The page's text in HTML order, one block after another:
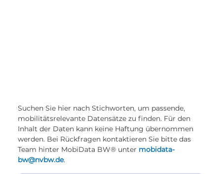
Suchen Sie hier nach Stichworten, um passende,
mobilitätsrelevante Datensätze zu finden. Für den
Inhalt der Daten kann keine Haftung übernommen
werden. Bei Rückfragen kontaktieren Sie bitte das
Team hinter MobiData BW® unter mobidata-
bw@nvbw.de.